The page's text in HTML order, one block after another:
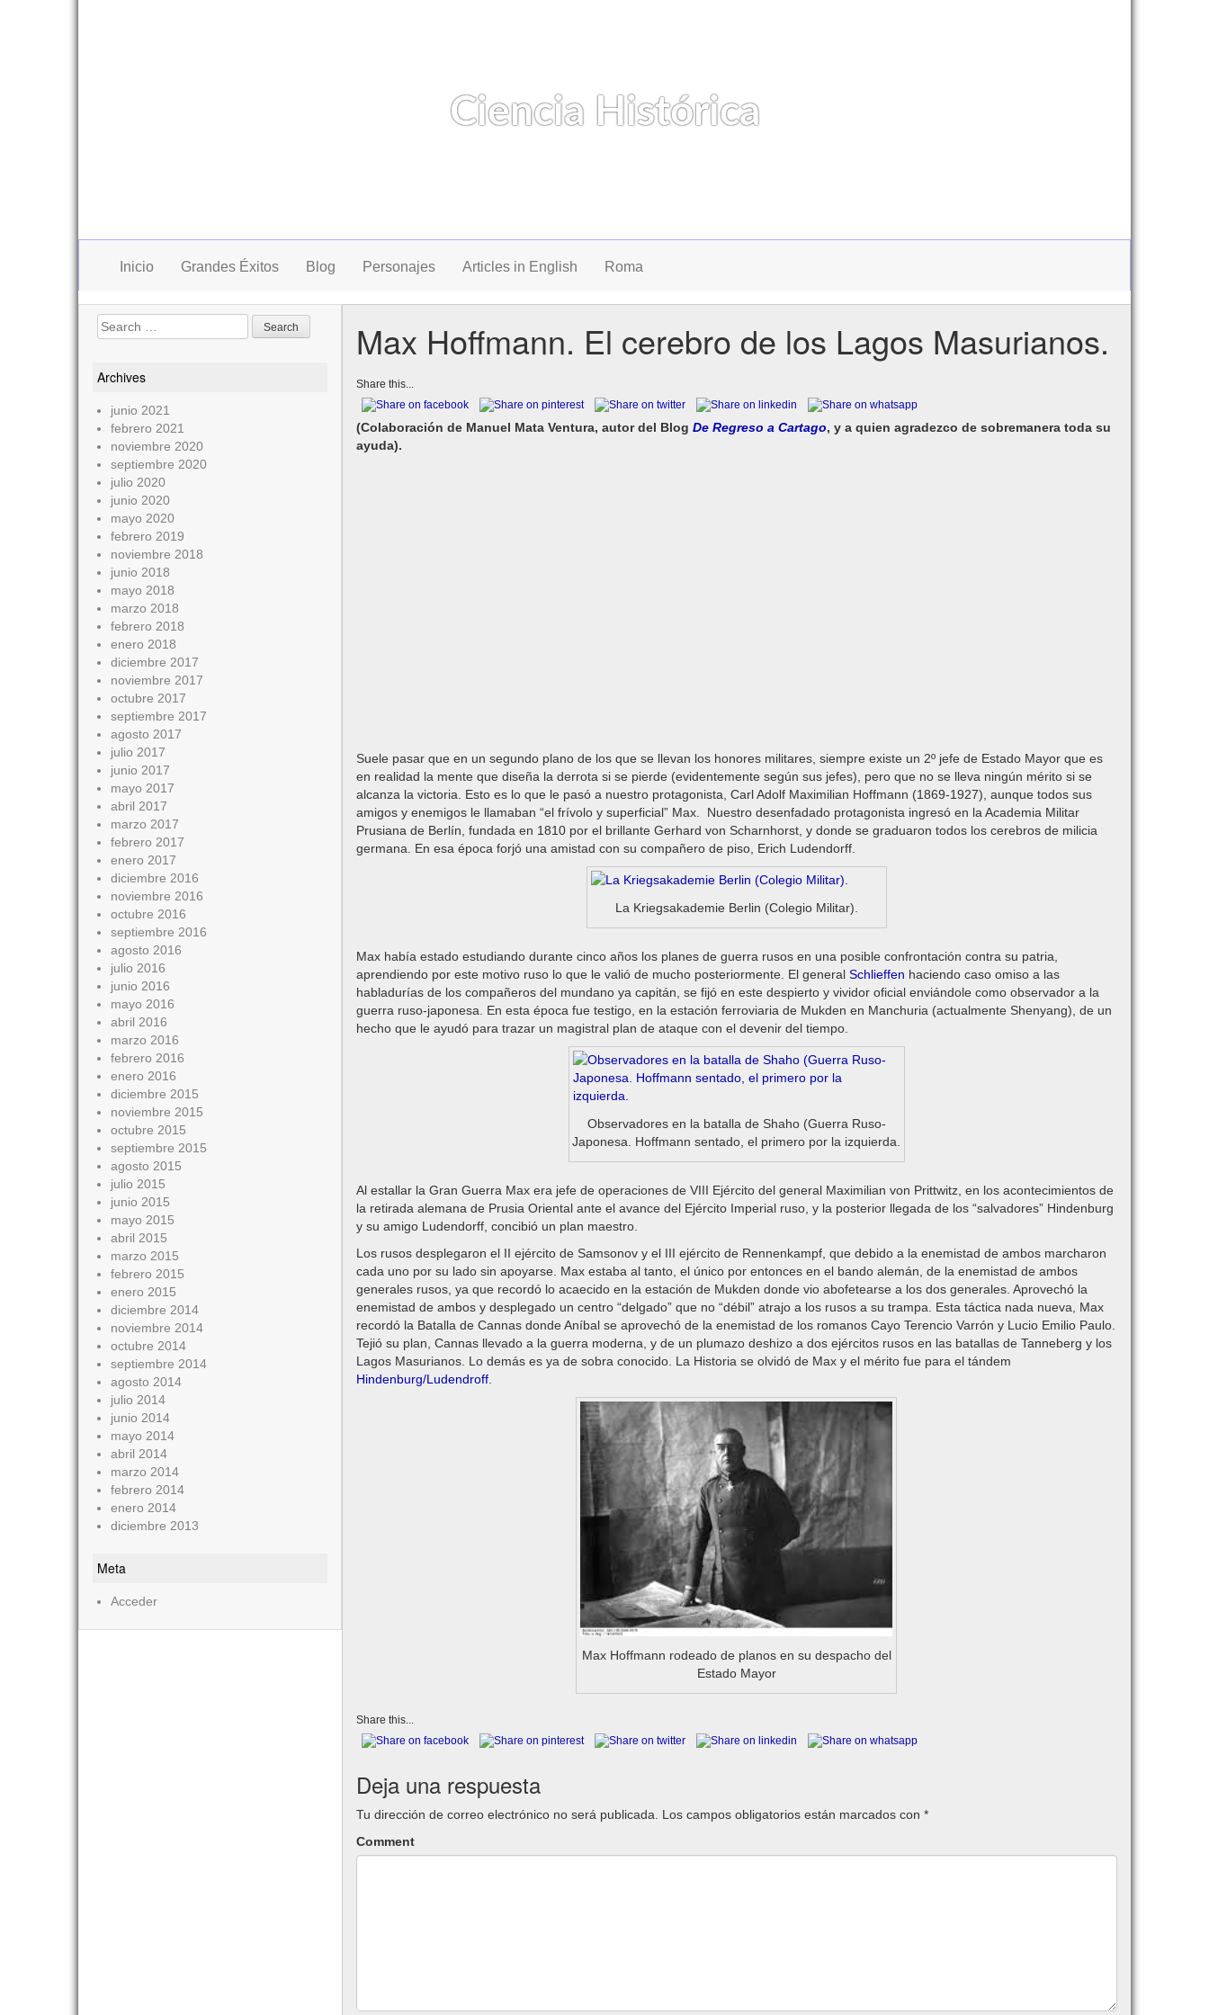
Ciencia Histórica
Inicio Grandes Éxitos Blog Personajes Articles in English Roma
Max Hoffmann. El cerebro de los Lagos Masurianos.
Share this...
(Colaboración de Manuel Mata Ventura, autor del Blog De Regreso a Cartago, y a quien agradezco de sobremanera toda su
ayuda).
Suele pasar que en un segundo plano de los que se llevan los honores militares, siempre existe un 2º jefe de Estado Mayor que es
en realidad la mente que diseña la derrota si se pierde (evidentemente según sus jefes), pero que no se lleva ningún mérito si se
alcanza la victoria. Esto es lo que le pasó a nuestro protagonista, Carl Adolf Maximilian Hoffmann (1869-1927), aunque todos sus
amigos y enemigos le llamaban “el frívolo y superficial” Max. Nuestro desenfadado protagonista ingresó en la Academia Militar
Prusiana de Berlín, fundada en 1810 por el brillante Gerhard von Scharnhorst, y donde se graduaron todos los cerebros de milicia
germana. En esa época forjó una amistad con su compañero de piso, Erich Ludendorff.
La Kriegsakademie Berlin (Colegio Militar).
Max había estado estudiando durante cinco años los planes de guerra rusos en una posible confrontación contra su patria,
aprendiendo por este motivo ruso lo que le valió de mucho posteriormente. El general Schlieffen haciendo caso omiso a las
habladurías de los compañeros del mundano ya capitán, se fijó en este despierto y vividor oficial enviándole como observador a la
guerra ruso-japonesa. En esta época fue testigo, en la estación ferroviaria de Mukden en Manchuria (actualmente Shenyang), de un
hecho que le ayudó para trazar un magistral plan de ataque con el devenir del tiempo.
Observadores en la batalla de Shaho (Guerra Ruso-
Japonesa. Hoffmann sentado, el primero por la izquierda.
Al estallar la Gran Guerra Max era jefe de operaciones de VIII Ejército del general Maximilian von Prittwitz, en los acontecimientos de
la retirada alemana de Prusia Oriental ante el avance del Ejército Imperial ruso, y la posterior llegada de los “salvadores” Hindenburg
y su amigo Ludendorff, concibió un plan maestro.
Los rusos desplegaron el II ejército de Samsonov y el III ejército de Rennenkampf, que debido a la enemistad de ambos marcharon
cada uno por su lado sin apoyarse. Max estaba al tanto, el único por entonces en el bando alemán, de la enemistad de ambos
generales rusos, ya que recordó lo acaecido en la estación de Mukden donde vio abofetearse a los dos generales. Aprovechó la
enemistad de ambos y desplegado un centro “delgado” que no “débil” atrajo a los rusos a su trampa. Esta táctica nada nueva, Max
recordó la Batalla de Cannas donde Aníbal se aprovechó de la enemistad de los romanos Cayo Terencio Varrón y Lucio Emilio Paulo.
Tejió su plan, Cannas llevado a la guerra moderna, y de un plumazo deshizo a dos ejércitos rusos en las batallas de Tanneberg y los
Lagos Masurianos. Lo demás es ya de sobra conocido. La Historia se olvidó de Max y el mérito fue para el tándem
Hindenburg/Ludendroff.
Max Hoffmann rodeado de planos en su despacho del
Estado Mayor
Share this...
Deja una respuesta
Tu dirección de correo electrónico no será publicada. Los campos obligatorios están marcados con *
Comment
Search
for:
Archives
junio 2021
febrero 2021
noviembre 2020
septiembre 2020
julio 2020
junio 2020
mayo 2020
febrero 2019
noviembre 2018
junio 2018
mayo 2018
marzo 2018
febrero 2018
enero 2018
diciembre 2017
noviembre 2017
octubre 2017
septiembre 2017
agosto 2017
julio 2017
junio 2017
mayo 2017
abril 2017
marzo 2017
febrero 2017
enero 2017
diciembre 2016
noviembre 2016
octubre 2016
septiembre 2016
agosto 2016
julio 2016
junio 2016
mayo 2016
abril 2016
marzo 2016
febrero 2016
enero 2016
diciembre 2015
noviembre 2015
octubre 2015
septiembre 2015
agosto 2015
julio 2015
junio 2015
mayo 2015
abril 2015
marzo 2015
febrero 2015
enero 2015
diciembre 2014
noviembre 2014
octubre 2014
septiembre 2014
agosto 2014
julio 2014
junio 2014
mayo 2014
abril 2014
marzo 2014
febrero 2014
enero 2014
diciembre 2013
Meta
Acceder